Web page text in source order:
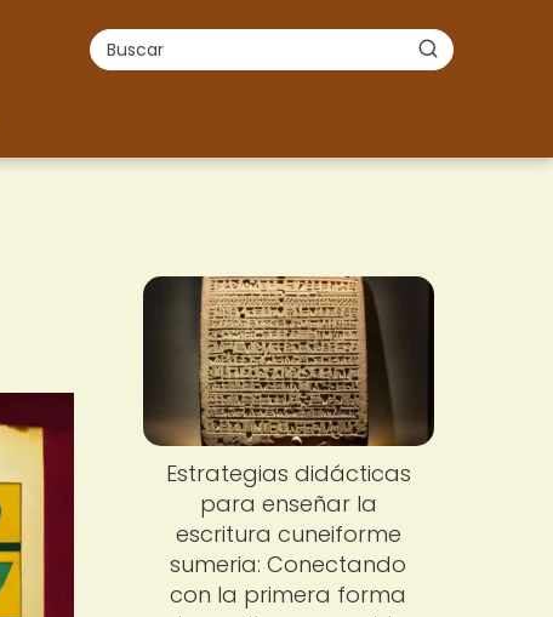
Estrategias didácticas
para enseñar la
escritura cuneiforme
sumeria: Conectando
con la primera forma